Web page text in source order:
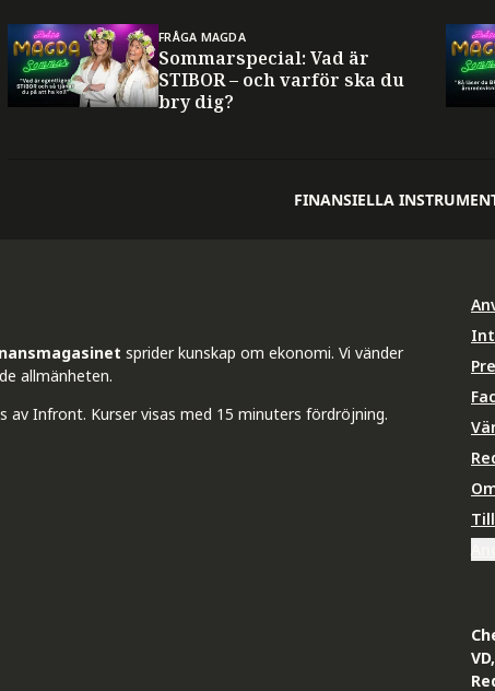
FRÅGA MAGDA
Sommarspecial: Vad är
STIBOR – och varför ska du
bry dig?
FINANSIELLA
sprider kunskap om ekonomi. Vi vänder
allmänheten.
av Infront. Kurser visas med 15 minuters fördröjning.